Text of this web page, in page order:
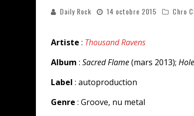
Daily Rock 14 octobre 2015 Chro
Artiste : Thousand Ravens
Album : Sacred Flame(mars 2013); Hole
Label : autoproduction
Genre : Groove, nu metal